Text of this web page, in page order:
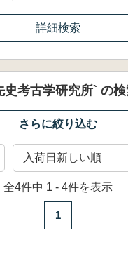
詳細検索
史考古学研究所` の
全4件中 1 - 4件を表示
1